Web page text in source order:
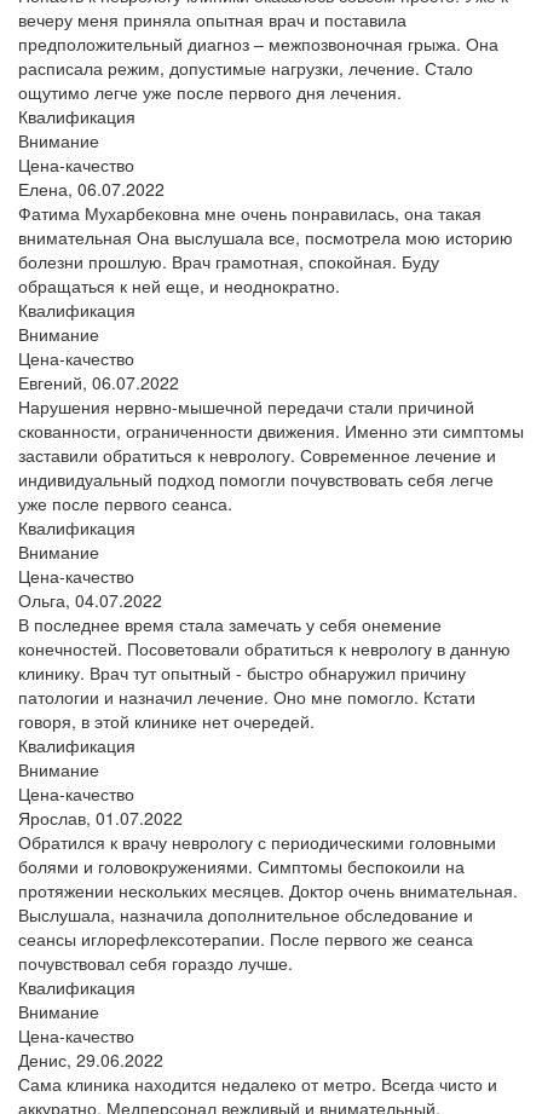
вечеру меня приняла опытная врач и поставила
предположительный диагноз – межпозвоночная грыжа. Она
расписала режим, допустимые нагрузки, лечение. Стало
ощутимо легче уже после первого дня лечения.
Квалификация
Внимание
Цена-качество
Елена, 06.07.2022
Фатима Мухарбековна мне очень понравилась, она такая
внимательная Она выслушала все, посмотрела мою историю
болезни прошлую. Врач грамотная, спокойная. Буду
обращаться к ней еще, и неоднократно.
Квалификация
Внимание
Цена-качество
Евгений, 06.07.2022
Нарушения нервно-мышечной передачи стали причиной
скованности, ограниченности движения. Именно эти симптомы
заставили обратиться к неврологу. Современное лечение и
индивидуальный подход помогли почувствовать себя легче
уже после первого сеанса.
Квалификация
Внимание
Цена-качество
Ольга, 04.07.2022
В последнее время стала замечать у себя онемение
конечностей. Посоветовали обратиться к неврологу в данную
клинику. Врач тут опытный - быстро обнаружил причину
патологии и назначил лечение. Оно мне помогло. Кстати
говоря, в этой клинике нет очередей.
Квалификация
Внимание
Цена-качество
Ярослав, 01.07.2022
Обратился к врачу неврологу с периодическими головными
болями и головокружениями. Симптомы беспокоили на
протяжении нескольких месяцев. Доктор очень внимательная.
Выслушала, назначила дополнительное обследование и
сеансы иглорефлексотерапии. После первого же сеанса
почувствовал себя гораздо лучше.
Квалификация
Внимание
Цена-качество
Денис, 29.06.2022
Сама клиника находится недалеко от метро. Всегда чисто и
аккуратно. Медперсонал вежливый и внимательный.